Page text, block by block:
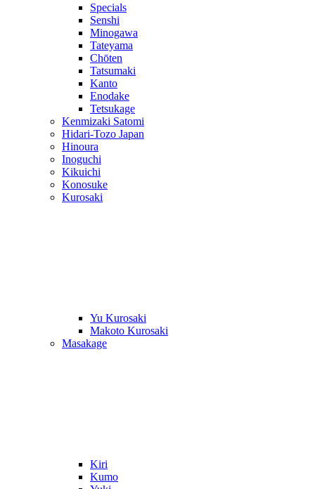
Specials
Senshi
Minogawa
Tateyama
Chōten
Tatsumaki
Kanto
Enodake
Tetsukage
Kenmizaki Satomi
Hidari-Tozo Japan
Hinoura
Inoguchi
Kikuichi
Konosuke
Kurosaki
Yu Kurosaki
Makoto Kurosaki
Masakage
Kiri
Kumo